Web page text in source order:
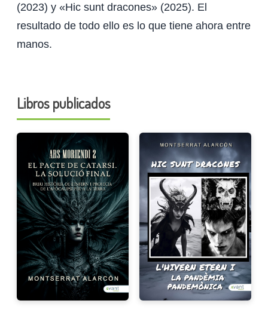
(2023) y «Hic sunt dracones» (2025). El
resultado de todo ello es lo que tiene ahora entre
manos.
Libros publicados